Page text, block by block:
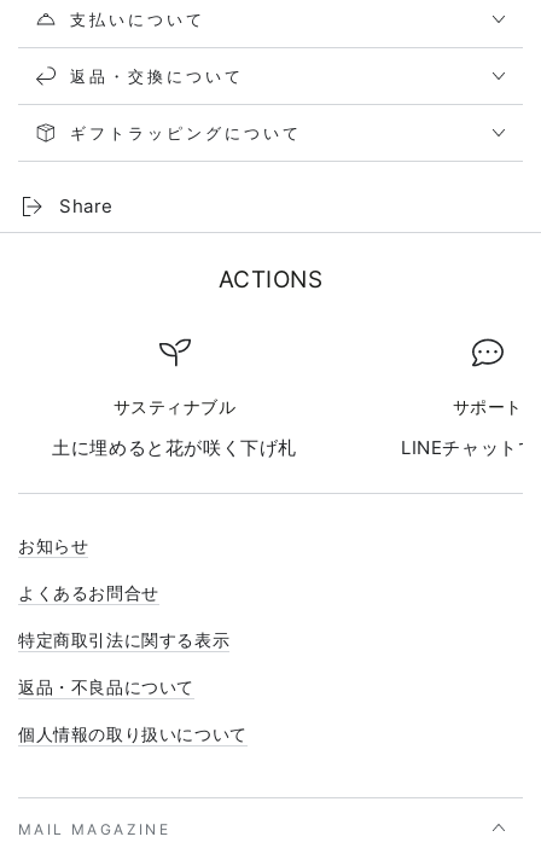
支払いについて
返品・交換について
ギフトラッピングについて
Share
ACTIONS
サスティナブル
土に埋めると花が咲く下げ札
サポート
LINEチャット
お知らせ
よくあるお問合せ
特定商取引法に関する表示
返品・不良品について
個人情報の取り扱いについて
MAIL MAGAZINE